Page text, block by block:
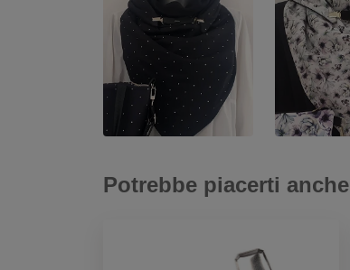
Potrebbe piacerti anche